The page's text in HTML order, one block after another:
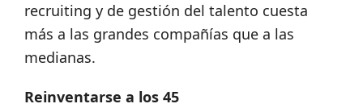
recruiting y de gestión del talento cuesta
más a las grandes compañías que a las
medianas.
Reinventarse a los 45